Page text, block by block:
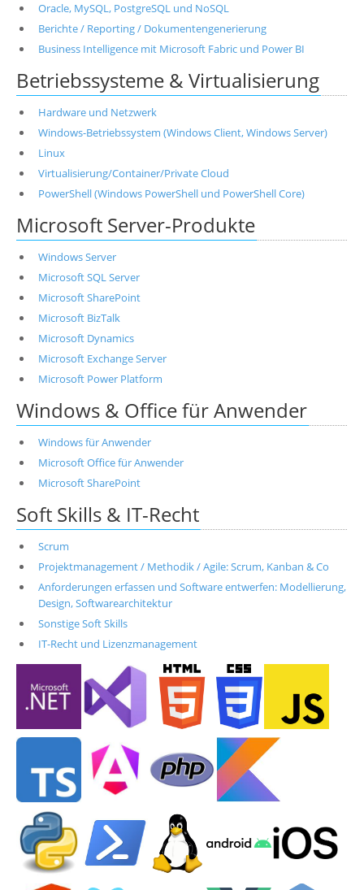
Oracle, MySQL, PostgreSQL und NoSQL
Berichte / Reporting / Dokumentengenerierung
Business Intelligence mit Microsoft Fabric und Power BI
Betriebssysteme & Virtualisierung
Hardware und Netzwerk
Windows-Betriebssystem (Windows Client, Windows Server)
Linux
Virtualisierung/Container/Private Cloud
PowerShell (Windows PowerShell und PowerShell Core)
Microsoft Server-Produkte
Windows Server
Microsoft SQL Server
Microsoft SharePoint
Microsoft BizTalk
Microsoft Dynamics
Microsoft Exchange Server
Microsoft Power Platform
Windows & Office für Anwender
Windows für Anwender
Microsoft Office für Anwender
Microsoft SharePoint
Soft Skills & IT-Recht
Scrum
Projektmanagement / Methodik / Agile: Scrum, Kanban & Co
Anforderungen erfassen und Software entwerfen: Modellierung,
Design, Softwarearchitektur
Sonstige Soft Skills
IT-Recht und Lizenzmanagement